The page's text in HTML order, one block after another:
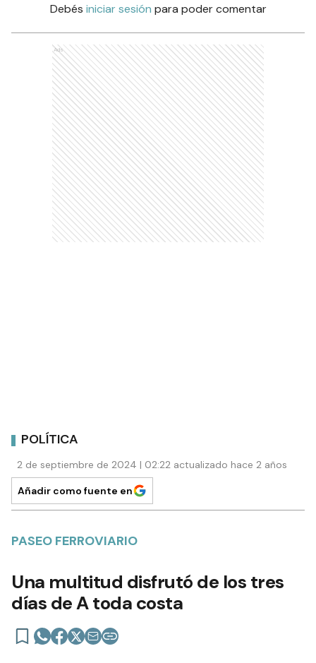
Debés iniciar sesión para poder comentar
Ads
POLÍTICA
2 de septiembre de 2024 | 02:22 actualizado hace 2 años
Añadir como fuente en
PASEO FERROVIARIO
Una multitud disfrutó de los tres
días de A toda costa